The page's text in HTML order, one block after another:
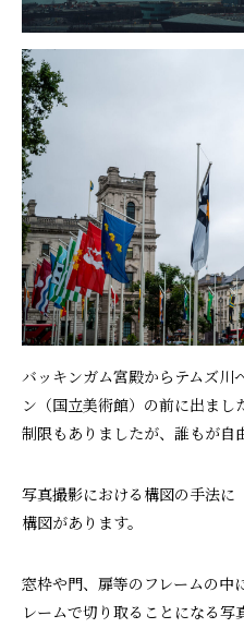
バッキンガム宮殿からテムズ川
ン（国立美術館）の前に出ま
制限もありましたが、誰もが自
写真撮影における構図の手法に
構図があります。
窓枠や門、扉等のフレームの中
レームで切り取ることになる